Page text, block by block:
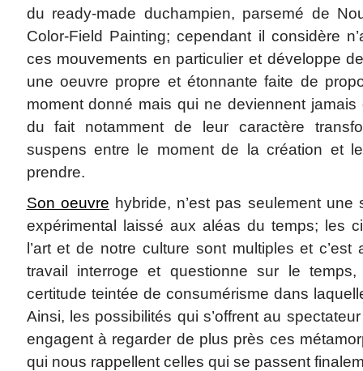
du ready-made duchampien, parsemé de
Color-Field Painting; cependant il considère
ces mouvements en particulier et développe
une oeuvre propre et étonnante faite de
moment donné mais qui ne deviennent jamais
du fait notamment de leur caractère
suspens entre le moment de la création et
prendre.
Son oeuvre hybride, n’est pas seulement
expérimental laissé aux aléas du temps; les
l’art et de notre culture sont multiples et
travail interroge et questionne sur le temps,
certitude teintée de consumérisme dans
Ainsi, les possibilités qui s’offrent au
engagent à regarder de plus près ces
qui nous rappellent celles qui se passent